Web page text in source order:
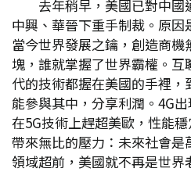
去年稍早，美國已對中
中興、華晉下重手制裁。原
當今世界發展之鑰，創造商
塊，誰就掌握了世界霸權。互
代的技術都握在美國的手裡，
能參與其中，分享利潤。4G
在5G技術上趕超美歐，性能
帶來無比的壓力：未來社會
領域超前，美國就不再是世界